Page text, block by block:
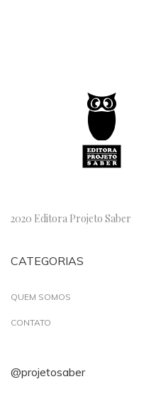
2020 Editora Projeto Saber
CATEGORIAS
QUEM SOMOS
CONTATO
@projetosaber